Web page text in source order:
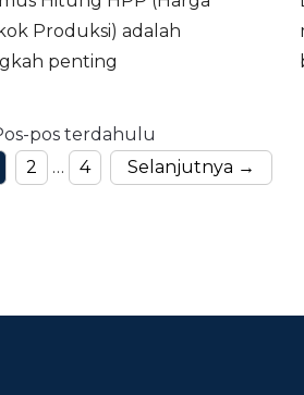
Produksi) adalah
penting
pos terdahulu
Halaman
2 … Halaman
4 Selanjutnya →